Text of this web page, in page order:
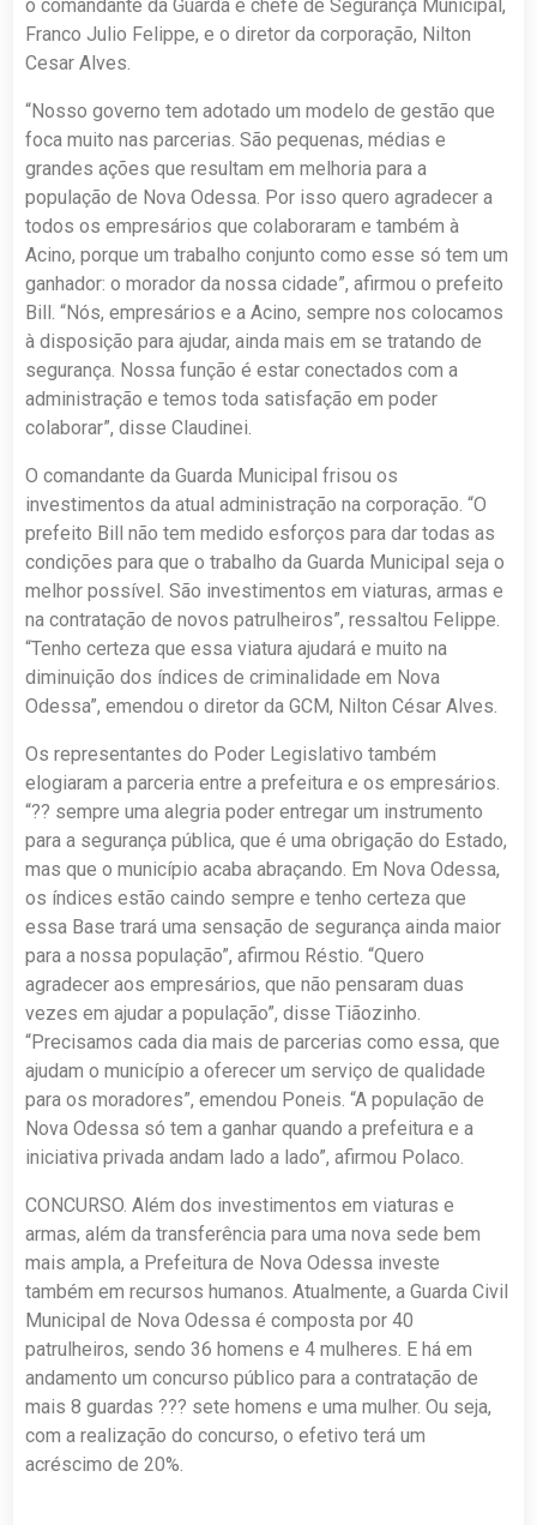
o comandante da Guarda e chefe de Segurança Municipal,
Franco Julio Felippe, e o diretor da corporação, Nilton
Cesar Alves.
“Nosso governo tem adotado um modelo de gestão que
foca muito nas parcerias. São pequenas, médias e
grandes ações que resultam em melhoria para a
população de Nova Odessa. Por isso quero agradecer a
todos os empresários que colaboraram e também à
Acino, porque um trabalho conjunto como esse só tem um
ganhador: o morador da nossa cidade”, afirmou o prefeito
Bill. “Nós, empresários e a Acino, sempre nos colocamos
à disposição para ajudar, ainda mais em se tratando de
segurança. Nossa função é estar conectados com a
administração e temos toda satisfação em poder
colaborar”, disse Claudinei.
O comandante da Guarda Municipal frisou os
investimentos da atual administração na corporação. “O
prefeito Bill não tem medido esforços para dar todas as
condições para que o trabalho da Guarda Municipal seja o
melhor possível. São investimentos em viaturas, armas e
na contratação de novos patrulheiros”, ressaltou Felippe.
“Tenho certeza que essa viatura ajudará e muito na
diminuição dos índices de criminalidade em Nova
Odessa”, emendou o diretor da GCM, Nilton César Alves.
Os representantes do Poder Legislativo também
elogiaram a parceria entre a prefeitura e os empresários.
“?? sempre uma alegria poder entregar um instrumento
para a segurança pública, que é uma obrigação do Estado,
mas que o município acaba abraçando. Em Nova Odessa,
os índices estão caindo sempre e tenho certeza que
essa Base trará uma sensação de segurança ainda maior
para a nossa população”, afirmou Réstio. “Quero
agradecer aos empresários, que não pensaram duas
vezes em ajudar a população”, disse Tiãozinho.
“Precisamos cada dia mais de parcerias como essa, que
ajudam o município a oferecer um serviço de qualidade
para os moradores”, emendou Poneis. “A população de
Nova Odessa só tem a ganhar quando a prefeitura e a
iniciativa privada andam lado a lado”, afirmou Polaco.
CONCURSO. Além dos investimentos em viaturas e
armas, além da transferência para uma nova sede bem
mais ampla, a Prefeitura de Nova Odessa investe
também em recursos humanos. Atualmente, a Guarda Civil
Municipal de Nova Odessa é composta por 40
patrulheiros, sendo 36 homens e 4 mulheres. E há em
andamento um concurso público para a contratação de
mais 8 guardas ??? sete homens e uma mulher. Ou seja,
com a realização do concurso, o efetivo terá um
acréscimo de 20%.